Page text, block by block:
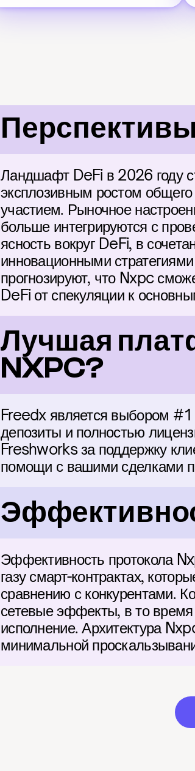
Ландшафт DeFi в 2026 году
эксплозивным ростом
участием. Рыночное
больше интегрируются с
ясность вокруг DeFi, в
инновационными
прогнозируют, что Nxpc
DeFi от спекуляции к
Лучшая
NXPC?
Freedx является выбором
депозиты и полностью
Freshworks за поддержку
помощи с вашими сделками
Эффективность протокола
газу смарт-контрактах,
сравнению с конкурентами.
сетевые эффекты, в то время
исполнение. Архитектура
минимальной